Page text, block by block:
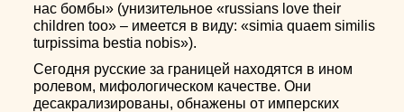
нас бомбы» (унизительное «russians love their
children too» – имеется в виду: «simia quaem similis
turpissima bestia nobis»).
Сегодня русские за границей находятся в ином
ролевом, мифологическом качестве. Они
десакрализированы, обнажены от имперских